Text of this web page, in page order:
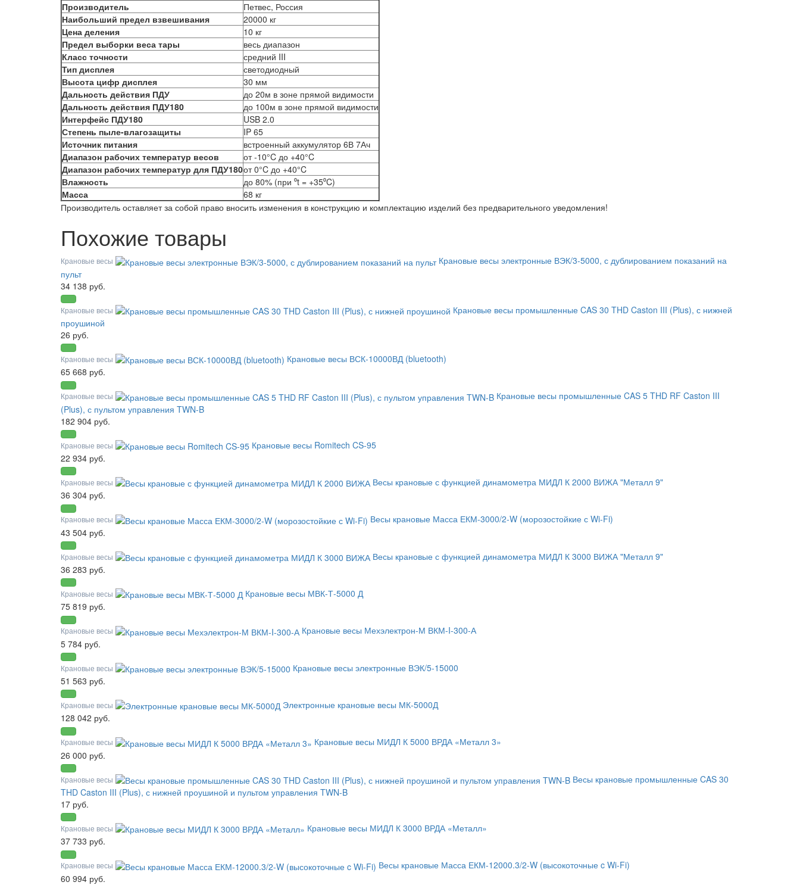
Производитель
Петвес, Россия
Наибольший предел взвешивания
20000 кг
Цена деления
10 кг
Предел выборки веса тары
весь диапазон
Класс точности
средний III
Тип дисплея
светодиодный
Высота цифр дисплея
30 мм
Дальность действия ПДУ
до 20м в зоне прямой видимости
Дальность действия ПДУ180
до 100м в зоне прямой видимости
Интерфейс ПДУ180
USB 2.0
Степень пыле-влагозащиты
IP 65
Источник питания
встроенный аккумулятор 6В 7Ач
Диапазон рабочих температур весов
от -10°C до +40°C
Диапазон рабочих температур для ПДУ180от 0°C до +40°C
Влажность
до 80% (при ⁰t = +35⁰C)
Масса
68 кг
Производитель оставляет за собой право вносить изменения в конструкцию и комплектацию изделий без предварительного уведомления!
Похожие товары
Крановые весы
Крановые весы электронные ВЭК/3-5000, с дублированием показаний на
пульт
34 138 руб.
Крановые весы
Крановые весы промышленные CAS 30 THD Caston III (Plus), с нижней
проушиной
26 руб.
Крановые весы
Крановые весы ВСК-10000ВД (bluetooth)
65 668 руб.
Крановые весы
Крановые весы промышленные CAS 5 THD RF Caston III
(Plus), с пультом управления TWN-B
182 904 руб.
Крановые весы
Крановые весы Romitech CS-95
22 934 руб.
Крановые весы
Весы крановые с функцией динамометра МИДЛ К 2000 ВИЖА "Металл 9"
36 304 руб.
Крановые весы
Весы крановые Масса ЕКМ-3000/2-W (морозостойкие с Wi-Fi)
43 504 руб.
Крановые весы
Весы крановые с функцией динамометра МИДЛ К 3000 ВИЖА "Металл 9"
36 283 руб.
Крановые весы
Крановые весы МВК-Т-5000 Д
75 819 руб.
Крановые весы
Крановые весы Мехэлектрон-М ВКМ-I-300-А
5 784 руб.
Крановые весы
Крановые весы электронные ВЭК/5-15000
51 563 руб.
Крановые весы
Электронные крановые весы МК-5000Д
128 042 руб.
Крановые весы
Крановые весы МИДЛ К 5000 ВРДА «Металл 3»
26 000 руб.
Крановые весы
Весы крановые промышленные CAS 30
THD Caston III (Plus), с нижней проушиной и пультом управления TWN-B
17 руб.
Крановые весы
Крановые весы МИДЛ К 3000 ВРДА «Металл»
37 733 руб.
Крановые весы
Весы крановые Масса ЕКМ-12000.3/2-W (высокоточные c Wi-Fi)
60 994 руб.